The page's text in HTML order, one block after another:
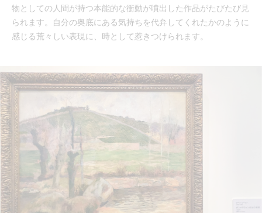
物としての人間が持つ本能的な衝動が噴出した作品がたびたび見
られます。自分の奥底にある気持ちを代弁してくれたかのように
感じる荒々しい表現に、時として惹きつけられます。